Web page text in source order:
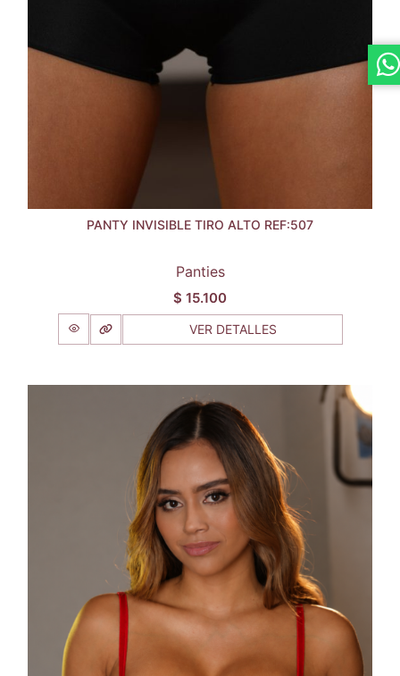
PANTY INVISIBLE TIRO ALTO REF:507
Panties
$ 15.100
VER DETALLES